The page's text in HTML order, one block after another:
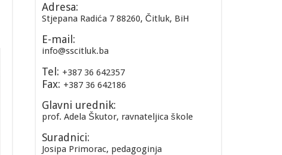
Adresa:
Stjepana Radića 7 88260, Čitluk, BiH
E-mail:
info@sscitluk.ba
Tel: +387 36 642357
Fax: +387 36 642186
Glavni urednik:
prof. Adela Škutor, ravnateljica škole
Suradnici:
Josipa Primorac, pedagoginja